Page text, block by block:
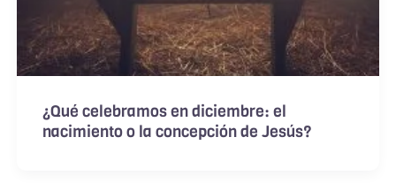
¿Qué celebramos en diciembre: el
nacimiento o la concepción de Jesús?